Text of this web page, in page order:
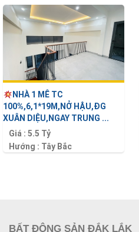
Diện tích :
90 m2
NHÀ 1 MÊ TC
100%,6,1*19M,NỞ HẬU,ĐG
XUÂN DIỆU,NGAY TRUNG ...
Giá : 5.5 Tỷ
Hướng : Tây Bắc
BẤT ĐỘNG SẢN ĐẮK LẮK